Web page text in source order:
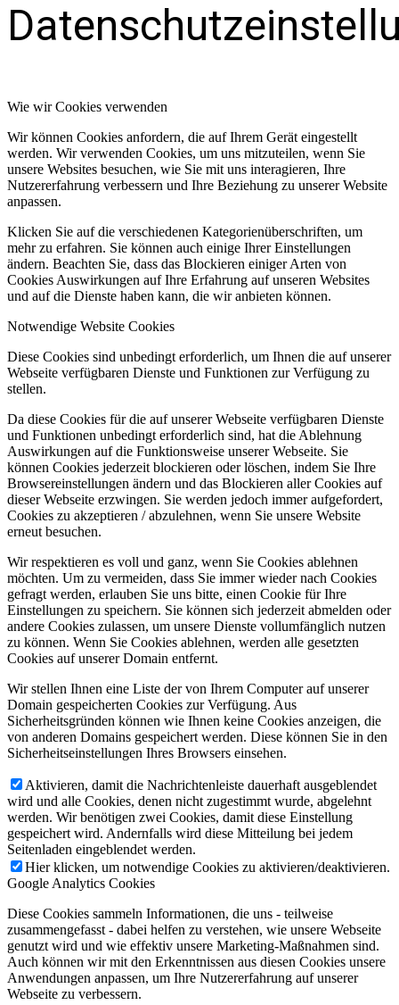
Wie wir Cookies verwenden
Wir können Cookies anfordern, die auf Ihrem Gerät eingestellt
werden. Wir verwenden Cookies, um uns mitzuteilen, wenn Sie
unsere Websites besuchen, wie Sie mit uns interagieren, Ihre
Nutzererfahrung verbessern und Ihre Beziehung zu unserer Website
anpassen.
Klicken Sie auf die verschiedenen Kategorienüberschriften, um
mehr zu erfahren. Sie können auch einige Ihrer Einstellungen
ändern. Beachten Sie, dass das Blockieren einiger Arten von
Cookies Auswirkungen auf Ihre Erfahrung auf unseren Websites
und auf die Dienste haben kann, die wir anbieten können.
Notwendige Website Cookies
Diese Cookies sind unbedingt erforderlich, um Ihnen die auf unserer
Webseite verfügbaren Dienste und Funktionen zur Verfügung zu
stellen.
Da diese Cookies für die auf unserer Webseite verfügbaren Dienste
und Funktionen unbedingt erforderlich sind, hat die Ablehnung
Auswirkungen auf die Funktionsweise unserer Webseite. Sie
können Cookies jederzeit blockieren oder löschen, indem Sie Ihre
Browsereinstellungen ändern und das Blockieren aller Cookies auf
dieser Webseite erzwingen. Sie werden jedoch immer aufgefordert,
Cookies zu akzeptieren / abzulehnen, wenn Sie unsere Website
erneut besuchen.
Wir respektieren es voll und ganz, wenn Sie Cookies ablehnen
möchten. Um zu vermeiden, dass Sie immer wieder nach Cookies
gefragt werden, erlauben Sie uns bitte, einen Cookie für Ihre
Einstellungen zu speichern. Sie können sich jederzeit abmelden oder
andere Cookies zulassen, um unsere Dienste vollumfänglich nutzen
zu können. Wenn Sie Cookies ablehnen, werden alle gesetzten
Cookies auf unserer Domain entfernt.
Wir stellen Ihnen eine Liste der von Ihrem Computer auf unserer
Domain gespeicherten Cookies zur Verfügung. Aus
Sicherheitsgründen können wie Ihnen keine Cookies anzeigen, die
von anderen Domains gespeichert werden. Diese können Sie in den
Sicherheitseinstellungen Ihres Browsers einsehen.
Aktivieren, damit die Nachrichtenleiste dauerhaft ausgeblendet
wird und alle Cookies, denen nicht zugestimmt wurde, abgelehnt
werden. Wir benötigen zwei Cookies, damit diese Einstellung
gespeichert wird. Andernfalls wird diese Mitteilung bei jedem
Seitenladen eingeblendet werden.
Hier klicken, um notwendige Cookies zu aktivieren/deaktivieren.
Google Analytics Cookies
Diese Cookies sammeln Informationen, die uns - teilweise
zusammengefasst - dabei helfen zu verstehen, wie unsere Webseite
genutzt wird und wie effektiv unsere Marketing-Maßnahmen sind.
Auch können wir mit den Erkenntnissen aus diesen Cookies unsere
Anwendungen anpassen, um Ihre Nutzererfahrung auf unserer
Webseite zu verbessern.